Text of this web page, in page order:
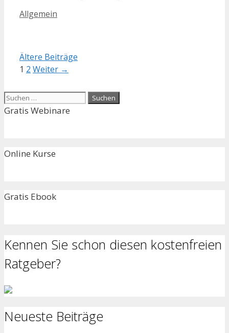
Kategorien
Allgemein
Ältere Beiträge
Seite
1 Seite
2 Weiter →
Suchen
nach:
Gratis Webinare
Online Kurse
Gratis Ebook
Kennen Sie schon diesen kostenfreien
Ratgeber?
Neueste Beiträge